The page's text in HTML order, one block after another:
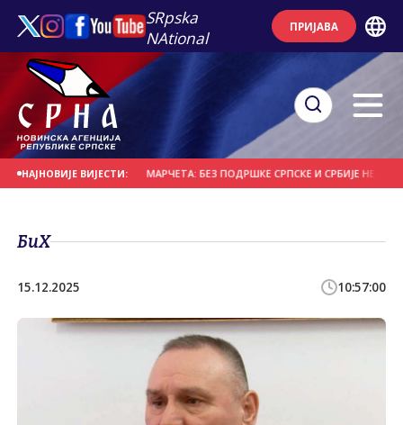
SRpska
NAtional
ПРИЈАВА
НАЈНОВИЈЕ ВИЈЕСТИ:
СУПЕРНОВУ МАРЧЕТА: БЕЗ ПОДРШКЕ СРПСКЕ И СРБИЈЕ НЕМА
БиХ
15.12.2025 10:57:00